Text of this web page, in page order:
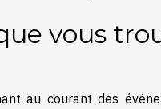
vous
au courant des